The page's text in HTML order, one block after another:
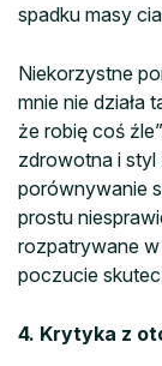
spadku masy
Niekorzystne
mnie nie działa
że robię coś
zdrowotna i
porównywanie
prostu
rozpatrywane w
poczucie
4. Krytyka z